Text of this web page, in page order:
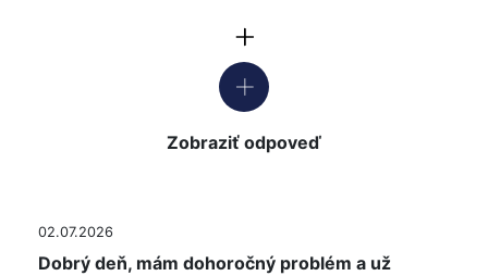
Zobraziť odpoveď
02.07.2026
Dobrý deň, mám dohoročný problém a už